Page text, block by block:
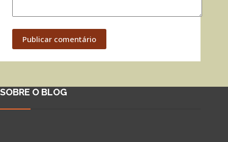
Publicar comentário
SOBRE O BLOG